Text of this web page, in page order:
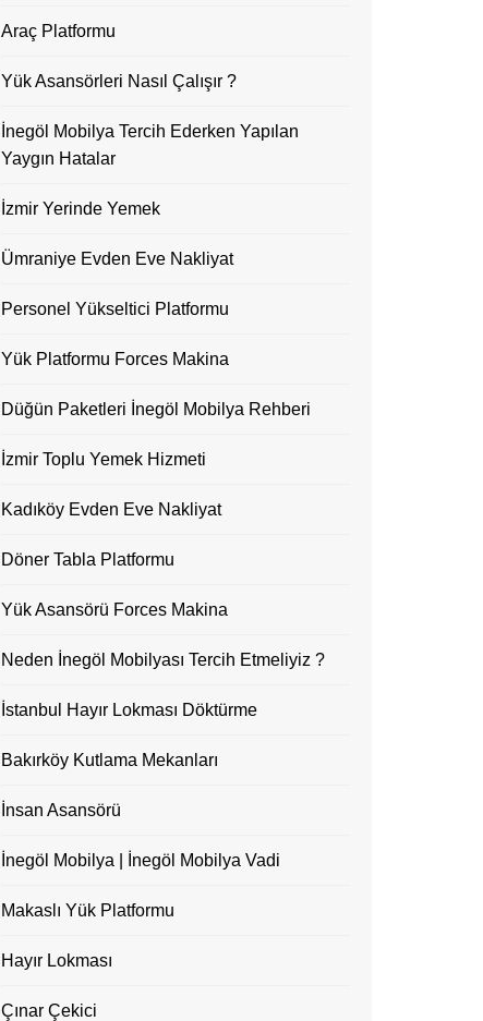
Araç Platformu
Yük Asansörleri Nasıl Çalışır ?
İnegöl Mobilya Tercih Ederken Yapılan
Yaygın Hatalar
İzmir Yerinde Yemek
Ümraniye Evden Eve Nakliyat
Personel Yükseltici Platformu
Yük Platformu Forces Makina
Düğün Paketleri İnegöl Mobilya Rehberi
İzmir Toplu Yemek Hizmeti
Kadıköy Evden Eve Nakliyat
Döner Tabla Platformu
Yük Asansörü Forces Makina
Neden İnegöl Mobilyası Tercih Etmeliyiz ?
İstanbul Hayır Lokması Döktürme
Bakırköy Kutlama Mekanları
İnsan Asansörü
İnegöl Mobilya | İnegöl Mobilya Vadi
Makaslı Yük Platformu
Hayır Lokması
Çınar Çekici